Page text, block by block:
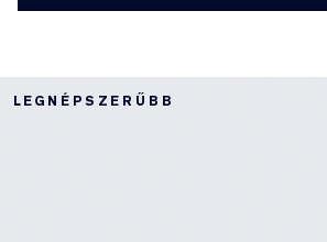
LEGNÉPSZERŰBB